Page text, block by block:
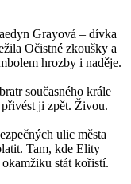
Grayová – dívka
Očistné zkoušky a
hrozby i naděje.
současného krále
ji zpět. Živou.
ulic města
Tam, kde Elity
stát kořistí.